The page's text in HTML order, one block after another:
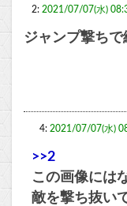
2: 2021/07/07(水)
ジャンプ撃ち
4: 2021/07/07(水)
>>2
この画像には
敵を撃ち抜い